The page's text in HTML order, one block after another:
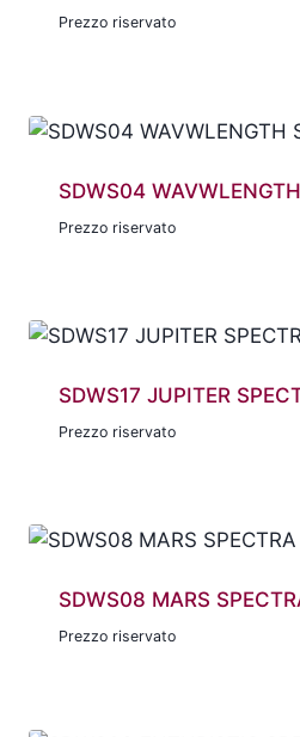
Prezzo riservato
SDWS04
Prezzo riservato
SDWS17 JUPITER
Prezzo riservato
SDWS08 MARS
Prezzo riservato